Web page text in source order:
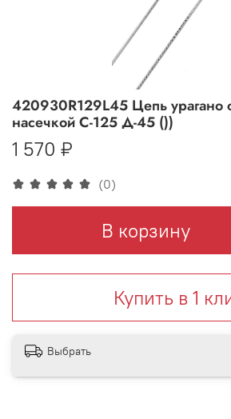
(0)
420930R129L45 Цепь урагано
насечкой С-125 Д-45 ())
1 570 ₽
В корзину
Купить в 1
Выбрать